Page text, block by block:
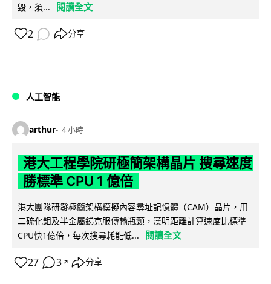
毀，須...
閱讀全文
2 分享
人工智能
arthur 4 小時
港大工程學院研極簡架構晶片 搜尋速度
勝標準 CPU 1 億倍
港大團隊研發極簡架構模擬內容尋址記憶體（CAM）晶片，用
二硫化鉬及半金屬銻克服傳輸瓶頸，漢明距離計算速度比標準
CPU快1億倍，每次搜尋耗能低...
閱讀全文
27 3 ↗ 分享